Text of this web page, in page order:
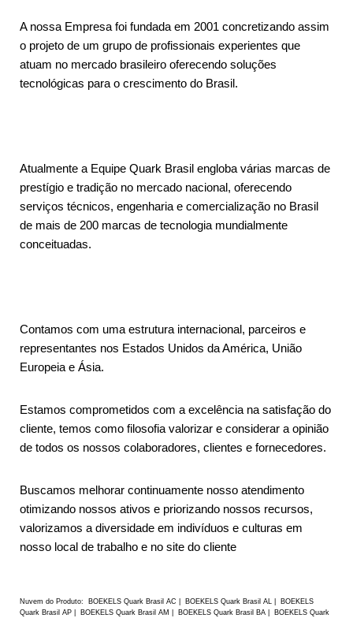
A nossa Empresa foi fundada em 2001 concretizando assim
o projeto de um grupo de profissionais experientes que
atuam no mercado brasileiro oferecendo soluções
tecnológicas para o crescimento do Brasil.
Atualmente a Equipe Quark Brasil engloba várias marcas de
prestígio e tradição no mercado nacional, oferecendo
serviços técnicos, engenharia e comercialização no Brasil
de mais de 200 marcas de tecnologia mundialmente
conceituadas.
Contamos com uma estrutura internacional, parceiros e
representantes nos Estados Unidos da América, União
Europeia e Ásia.
Estamos comprometidos com a excelência na satisfação do
cliente, temos como filosofia valorizar e considerar a opinião
de todos os nossos colaboradores, clientes e fornecedores.
Buscamos melhorar continuamente nosso atendimento
otimizando nossos ativos e priorizando nossos recursos,
valorizamos a diversidade em indivíduos e culturas em
nosso local de trabalho e no site do cliente
Nuvem do Produto: BOEKELS Quark Brasil AC | BOEKELS Quark Brasil AL | BOEKELS
Quark Brasil AP | BOEKELS Quark Brasil AM | BOEKELS Quark Brasil BA | BOEKELS Quark